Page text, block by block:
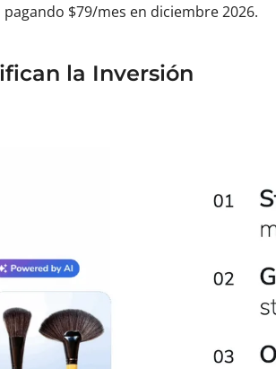
$79/mes en diciembre 2026.
la Inversión